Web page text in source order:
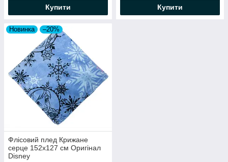
Купити Купити
Новинка –20%
Флісовий плед Крижане
серце 152х127 см Оригінал
Disney